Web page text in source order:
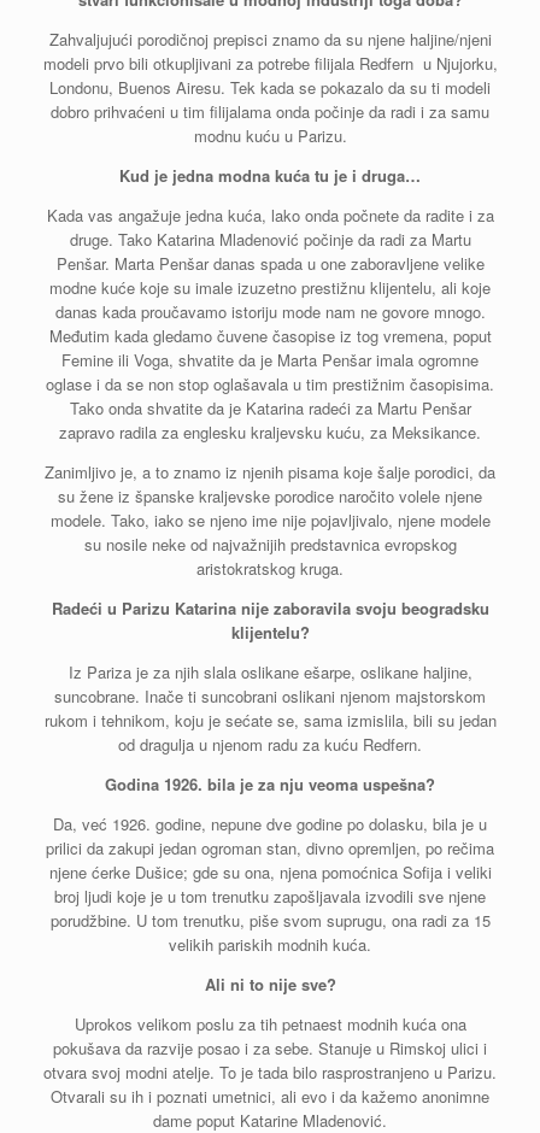
Zahvaljujući porodičnoj prepisci znamo da su njene haljine/njeni
modeli prvo bili otkupljivani za potrebe filijala Redfern u Njujorku,
Londonu, Buenos Airesu. Tek kada se pokazalo da su ti modeli
dobro prihvaćeni u tim filijalama onda počinje da radi i za samu
modnu kuću u Parizu.
Kud je jedna modna kuća tu je i druga…
Kada vas angažuje jedna kuća, lako onda počnete da radite i za
druge. Tako Katarina Mladenović počinje da radi za Martu
Penšar. Marta Penšar danas spada u one zaboravljene velike
modne kuće koje su imale izuzetno prestižnu klijentelu, ali koje
danas kada proučavamo istoriju mode nam ne govore mnogo.
Međutim kada gledamo čuvene časopise iz tog vremena, poput
Femine ili Voga, shvatite da je Marta Penšar imala ogromne
oglase i da se non stop oglašavala u tim prestižnim časopisima.
Tako onda shvatite da je Katarina radeći za Martu Penšar
zapravo radila za englesku kraljevsku kuću, za Meksikance.
Zanimljivo je, a to znamo iz njenih pisama koje šalje porodici, da
su žene iz španske kraljevske porodice naročito volele njene
modele. Tako, iako se njeno ime nije pojavljivalo, njene modele
su nosile neke od najvažnijih predstavnica evropskog
aristokratskog kruga.
Radeći u Parizu Katarina nije zaboravila svoju beogradsku
klijentelu?
Iz Pariza je za njih slala oslikane ešarpe, oslikane haljine,
suncobrane. Inače ti suncobrani oslikani njenom majstorskom
rukom i tehnikom, koju je sećate se, sama izmislila, bili su jedan
od dragulja u njenom radu za kuću Redfern.
Godina 1926. bila je za nju veoma uspešna?
Da, već 1926. godine, nepune dve godine po dolasku, bila je u
prilici da zakupi jedan ogroman stan, divno opremljen, po rečima
njene ćerke Dušice; gde su ona, njena pomoćnica Sofija i veliki
broj ljudi koje je u tom trenutku zapošljavala izvodili sve njene
porudžbine. U tom trenutku, piše svom suprugu, ona radi za 15
velikih pariskih modnih kuća.
Ali ni to nije sve?
Uprokos velikom poslu za tih petnaest modnih kuća ona
pokušava da razvije posao i za sebe. Stanuje u Rimskoj ulici i
otvara svoj modni atelje. To je tada bilo rasprostranjeno u Parizu.
Otvarali su ih i poznati umetnici, ali evo i da kažemo anonimne
dame poput Katarine Mladenović.